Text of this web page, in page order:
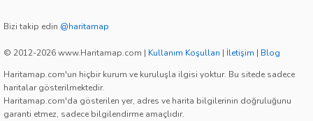
Bizi takip edin @haritamap
© 2012-2026 www.Haritamap.com | Kullanım Koşulları | İletişim | Blog
Haritamap.com'un hiçbir kurum ve kuruluşla ilgisi yoktur. Bu sitede sadece
haritalar gösterilmektedir.
Haritamap.com'da gösterilen yer, adres ve harita bilgilerinin doğruluğunu
garanti etmez, sadece bilgilendirme amaçlıdır.